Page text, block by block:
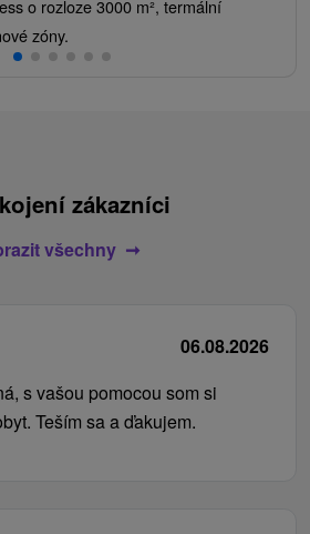
o rozloze 3000 m², termální
zóny.
zákazníci
všechny
06.08.2026
s vašou pomocou som si
Teším sa a ďakujem.